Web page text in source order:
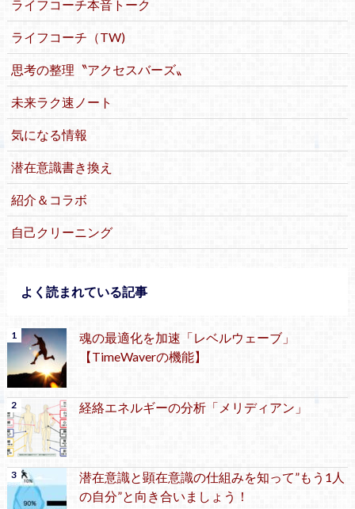
ライフコーチ本音トーク
ライフコーチ（TW)
思考の整理〝アクセスバーズ〟
未来ラク速ノート
気になる情報
潜在意識書き換え
紹介＆コラボ
自己クリーニング
よく読まれている記事
魂の最適化を加速「レベルウェーブ」
【TimeWaverの機能】
経絡エネルギーの分析「メリディアン」
潜在意識と顕在意識の仕組みを知って”もう1人
の自分”と向き合いましょう！